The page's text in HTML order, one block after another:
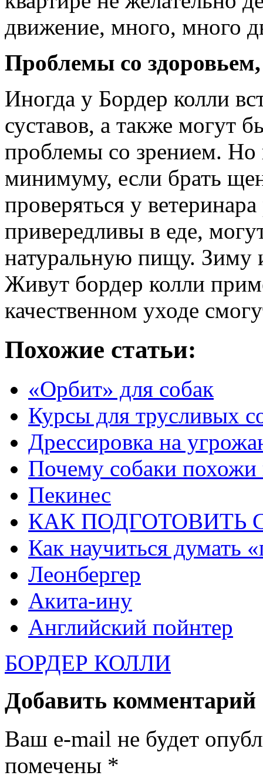
движение, много, много
Проблемы со здоровьем,
Иногда у Бордер колли
суставов, а также могут
проблемы со зрением. Но
минимуму, если брать
проверяться у
привередливы в еде,
натуральную пищу. Зиму
Живут бордер колли
качественном уходе
Похожие статьи:
«Орбит» для собак
Курсы для трусливых
Дрессировка на
Почему собаки похожи
Пекинес
КАК ПОДГОТОВИТЬ
Как научиться думать
Леонбергер
Акита-ину
Английский пойнтер
БОРДЕР КОЛЛИ
Добавить комментарий
Ваш e-mail не будет
помечены *